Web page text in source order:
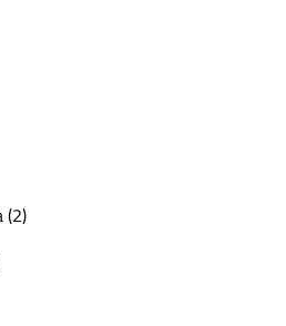
(2)